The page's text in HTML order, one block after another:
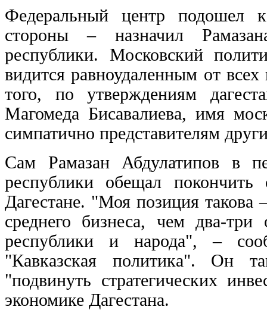
Федеральный центр подошел
стороны – назначил
республики. Московский
видится равноудаленным от
того, по утверждениям
Магомеда Бисавалиева, имя
симпатично представителям
Сам Рамазан Абдулатипов в
республики обещал
Дагестане. "Моя позиция
среднего бизнеса, чем два-
республики и народа", –
"Кавказская политика". Он
"подвинуть стратегических
экономике Дагестана.